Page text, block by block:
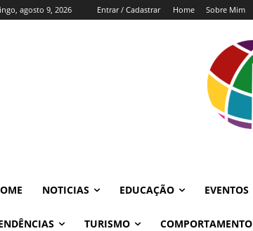
agosto 9, 2026 Entrar / Cadastrar Home Sobre Mim
NOTICIAS EDUCAÇÃO EVENTOS
TURISMO COMPORTAMENTO